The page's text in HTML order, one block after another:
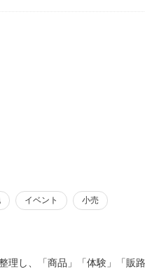
イベント 小売
理し、「商品」「体験」「販